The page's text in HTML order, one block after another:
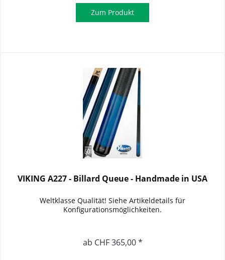
Zum Produkt
VIKING A227 - Billard Queue - Handmade in USA
Weltklasse Qualität! Siehe Artikeldetails für
Konfigurationsmöglichkeiten.
ab CHF 365,00 *